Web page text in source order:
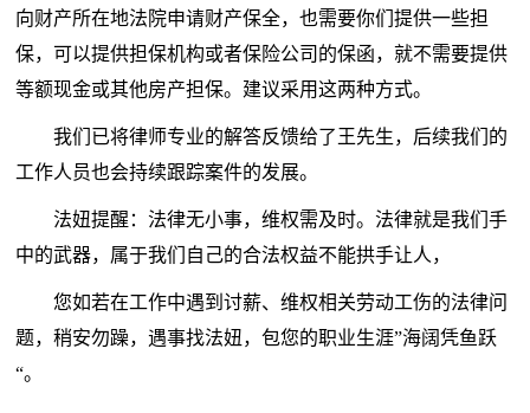
向财产所在地法院申请财产保全，也需要你们提供一些担
保，可以提供担保机构或者保险公司的保函，就不需要提供
等额现金或其他房产担保。建议采用这两种方式。
我们已将律师专业的解答反馈给了王先生，后续我们的
工作人员也会持续跟踪案件的发展。
法妞提醒：法律无小事，维权需及时。法律就是我们手
中的武器，属于我们自己的合法权益不能拱手让人，
您如若在工作中遇到讨薪、维权相关劳动工伤的法律问
题，稍安勿躁，遇事找法妞，包您的职业生涯”海阔凭鱼跃
“。